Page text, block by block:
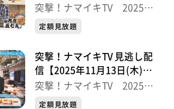
送分】
突撃！ナマイキTV 2025後
半
定額見放題
突撃！ナマイキTV 見逃し配
信【2025年11月13日(木)放
送分】
突撃！ナマイキTV 2025後
半
定額見放題